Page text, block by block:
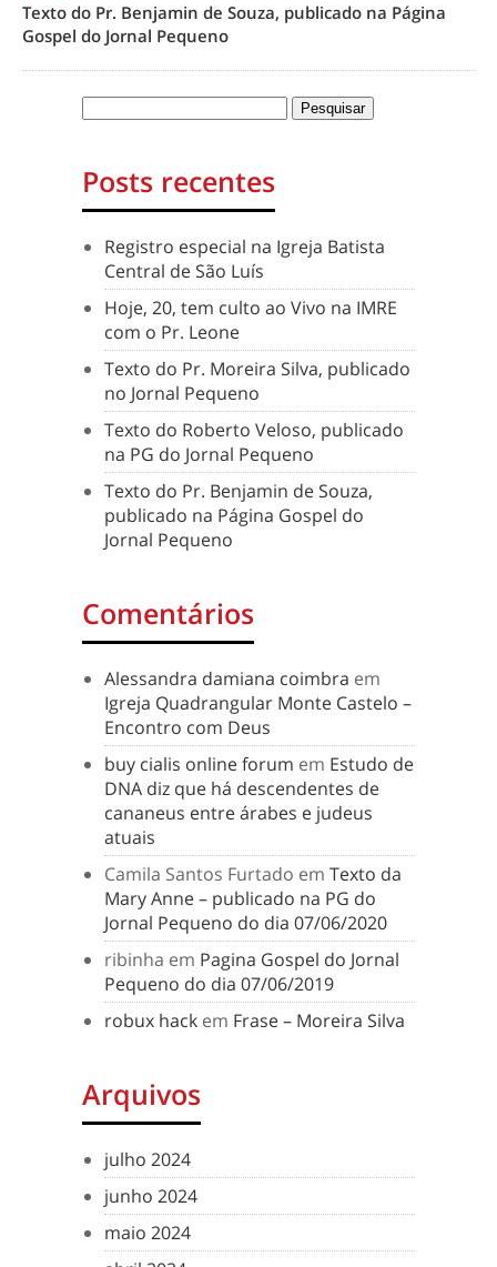
Texto do Pr. Benjamin de Souza, publicado na Página
Gospel do Jornal Pequeno
Posts recentes
Registro especial na Igreja Batista
Central de São Luís
Hoje, 20, tem culto ao Vivo na IMRE
com o Pr. Leone
Texto do Pr. Moreira Silva, publicado
no Jornal Pequeno
Texto do Roberto Veloso, publicado
na PG do Jornal Pequeno
Texto do Pr. Benjamin de Souza,
publicado na Página Gospel do
Jornal Pequeno
Comentários
Alessandra damiana coimbra em
Igreja Quadrangular Monte Castelo –
Encontro com Deus
buy cialis online forum em Estudo de
DNA diz que há descendentes de
cananeus entre árabes e judeus
atuais
Camila Santos Furtado em Texto da
Mary Anne – publicado na PG do
Jornal Pequeno do dia 07/06/2020
ribinha em Pagina Gospel do Jornal
Pequeno do dia 07/06/2019
robux hack em Frase – Moreira Silva
Arquivos
julho 2024
junho 2024
maio 2024